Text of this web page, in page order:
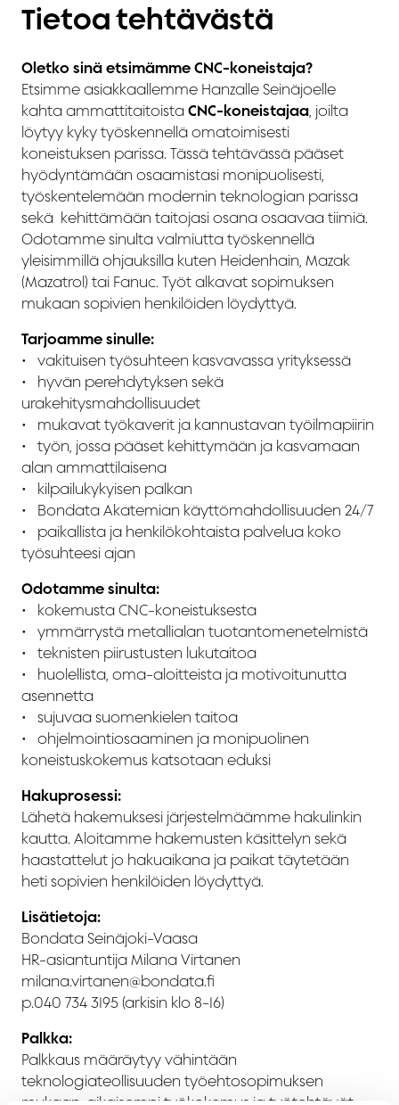
Tietoa tehtävästä
Oletko sinä etsimämme CNC-koneistaja?
Etsimme asiakkaallemme Hanzalle Seinäjoelle
kahta ammattitaitoista CNC-koneistajaa, joilta
löytyy kyky työskennellä omatoimisesti
koneistuksen parissa. Tässä tehtävässä pääset
hyödyntämään osaamistasi monipuolisesti,
työskentelemään modernin teknologian parissa
sekä kehittämään taitojasi osana osaavaa tiimiä.
Odotamme sinulta valmiutta työskennellä
yleisimmillä ohjauksilla kuten Heidenhain, Mazak
(Mazatrol) tai Fanuc. Työt alkavat sopimuksen
mukaan sopivien henkilöiden löydyttyä.
Tarjoamme sinulle:
•⁠ vakituisen työsuhteen kasvavassa yrityksessä
•⁠ ⁠⁠hyvän perehdytyksen sekä
urakehitysmahdollisuudet
•⁠ ⁠⁠mukavat työkaverit ja kannustavan työilmapiirin
•⁠ ⁠⁠työn, jossa pääset kehittymään ja kasvamaan
alan ammattilaisena
•⁠ ⁠kilpailukykyisen palkan
•⁠ ⁠⁠Bondata Akatemian käyttömahdollisuuden 24/7
•⁠ ⁠⁠paikallista ja henkilökohtaista palvelua koko
työsuhteesi ajan
Odotamme sinulta:
•⁠ ⁠kokemusta CNC-koneistuksesta
•⁠ ⁠ymmärrystä metallialan tuotantomenetelmistä
•⁠ ⁠teknisten piirustusten lukutaitoa
•⁠ ⁠⁠huolellista, oma-aloitteista ja motivoitunutta
asennetta
•⁠ ⁠⁠sujuvaa suomenkielen taitoa
•⁠ ohjelmointiosaaminen ja monipuolinen
koneistuskokemus katsotaan eduksi
Hakuprosessi:
Lähetä hakemuksesi järjestelmäämme hakulinkin
kautta. Aloitamme hakemusten käsittelyn sekä
haastattelut jo hakuaikana ja paikat täytetään
heti sopivien henkilöiden löydyttyä.
Lisätietoja:
Bondata Seinäjoki-Vaasa
HR-asiantuntija Milana Virtanen
milana.virtanen@bondata.fi
p.040 734 3195 (arkisin klo 8-16)
Palkka:
Palkkaus määräytyy vähintään
teknologiateollisuuden työehtosopimuksen